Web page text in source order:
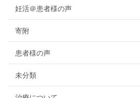
妊活＠患者様の声
寄附
患者様の声
未分類